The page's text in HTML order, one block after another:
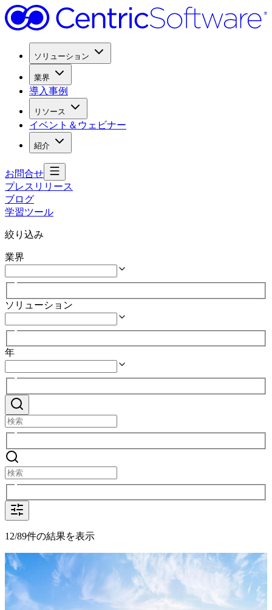
ソリューション
業界
導入事例
リソース
イベント＆ウェビナー
紹介
お問合せ
プレスリリース
ブログ
学習ツール
絞り込み
業界
ソリューション
年
12/89件の結果を表示